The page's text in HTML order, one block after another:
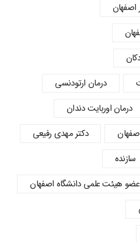
اصفهان
درمان ارتودنسی
درمان اوربایت دندان
دکتر مهدی رفیعی
سازنده
عضو هیئت علمی دانشگاه اصفهان